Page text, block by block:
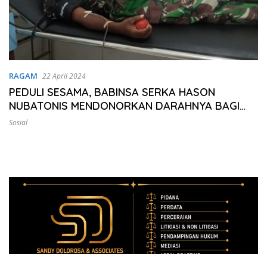
RAGAM 22 April 2024
PEDULI SESAMA, BABINSA SERKA HASON
NUBATONIS MENDONORKAN DARAHNYA BAGI
WARGA BINAANNYA
Sosial